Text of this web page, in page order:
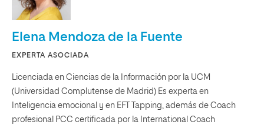
Elena Mendoza de la Fuente
EXPERTA ASOCIADA
Licenciada en Ciencias de la Información por la UCM
(Universidad Complutense de Madrid) Es experta en
Inteligencia emocional y en EFT Tapping, además de Coach
profesional PCC certificada por la International Coach